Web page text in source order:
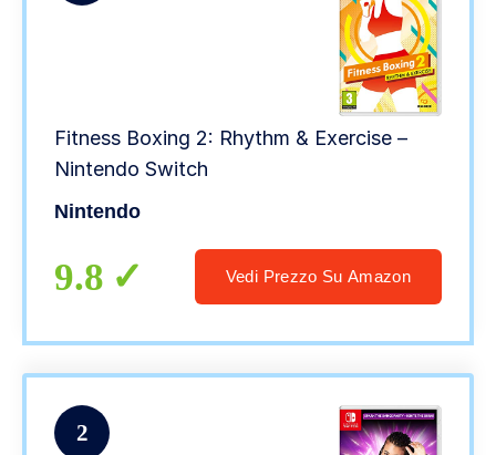
Fitness Boxing 2: Rhythm & Exercise –
Nintendo Switch
Nintendo
9.8 Vedi Prezzo Su Amazon
2